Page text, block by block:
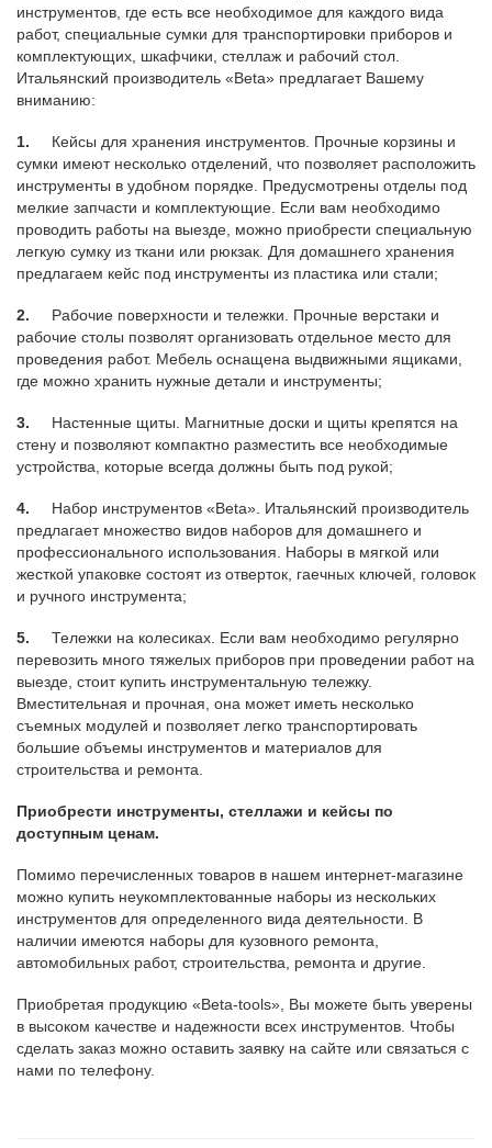
инструментов, где есть все необходимое для каждого вида
работ, специальные сумки для транспортировки приборов и
комплектующих, шкафчики, стеллаж и рабочий стол.
Итальянский производитель «Beta» предлагает Вашему
вниманию:
1. Кейсы для хранения инструментов. Прочные корзины и
сумки имеют несколько отделений, что позволяет расположить
инструменты в удобном порядке. Предусмотрены отделы под
мелкие запчасти и комплектующие. Если вам необходимо
проводить работы на выезде, можно приобрести специальную
легкую сумку из ткани или рюкзак. Для домашнего хранения
предлагаем кейс под инструменты из пластика или стали;
2. Рабочие поверхности и тележки. Прочные верстаки и
рабочие столы позволят организовать отдельное место для
проведения работ. Мебель оснащена выдвижными ящиками,
где можно хранить нужные детали и инструменты;
3. Настенные щиты. Магнитные доски и щиты крепятся на
стену и позволяют компактно разместить все необходимые
устройства, которые всегда должны быть под рукой;
4. Набор инструментов «Beta». Итальянский производитель
предлагает множество видов наборов для домашнего и
профессионального использования. Наборы в мягкой или
жесткой упаковке состоят из отверток, гаечных ключей, головок
и ручного инструмента;
5. Тележки на колесиках. Если вам необходимо регулярно
перевозить много тяжелых приборов при проведении работ на
выезде, стоит купить инструментальную тележку.
Вместительная и прочная, она может иметь несколько
съемных модулей и позволяет легко транспортировать
большие объемы инструментов и материалов для
строительства и ремонта.
Приобрести инструменты, стеллажи и кейсы по
доступным ценам.
Помимо перечисленных товаров в нашем интернет-магазине
можно купить неукомплектованные наборы из нескольких
инструментов для определенного вида деятельности. В
наличии имеются наборы для кузовного ремонта,
автомобильных работ, строительства, ремонта и другие.
Приобретая продукцию «Beta-tools», Вы можете быть уверены
в высоком качестве и надежности всех инструментов. Чтобы
сделать заказ можно оставить заявку на сайте или связаться с
нами по телефону.